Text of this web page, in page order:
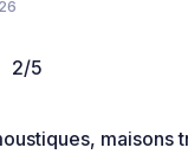
2/5
maisons